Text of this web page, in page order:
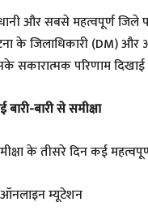
और सबसे महत्वपूर्ण जिले
के जिलाधिकारी (DM)
सकारात्मक परिणाम
बारी से समीक्षा
के तीसरे दिन कई
म्यूटेशन